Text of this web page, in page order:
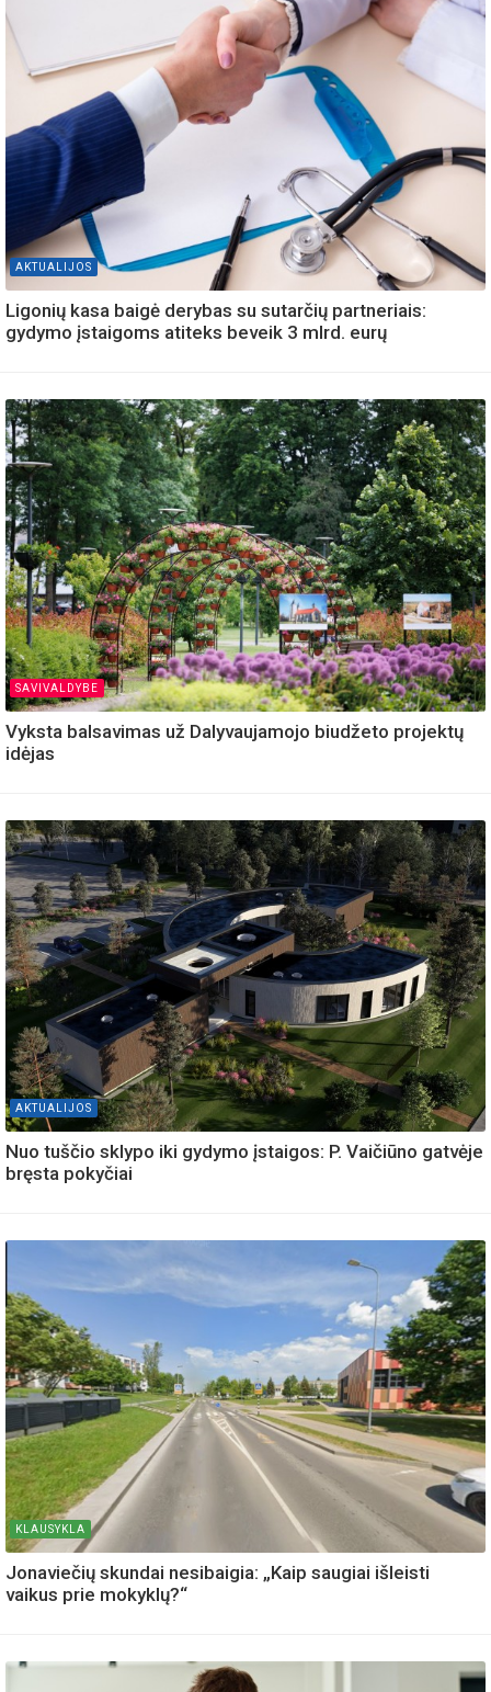
AKTUALIJOS
Ligonių kasa baigė derybas su sutarčių partneriais:
gydymo įstaigoms atiteks beveik 3 mlrd. eurų
SAVIVALDYBE
Vyksta balsavimas už Dalyvaujamojo biudžeto projektų
idėjas
AKTUALIJOS
Nuo tuščio sklypo iki gydymo įstaigos: P. Vaičiūno gatvėje
bręsta pokyčiai
KLAUSYKLA
Jonaviečių skundai nesibaigia: „Kaip saugiai išleisti
vaikus prie mokyklų?“